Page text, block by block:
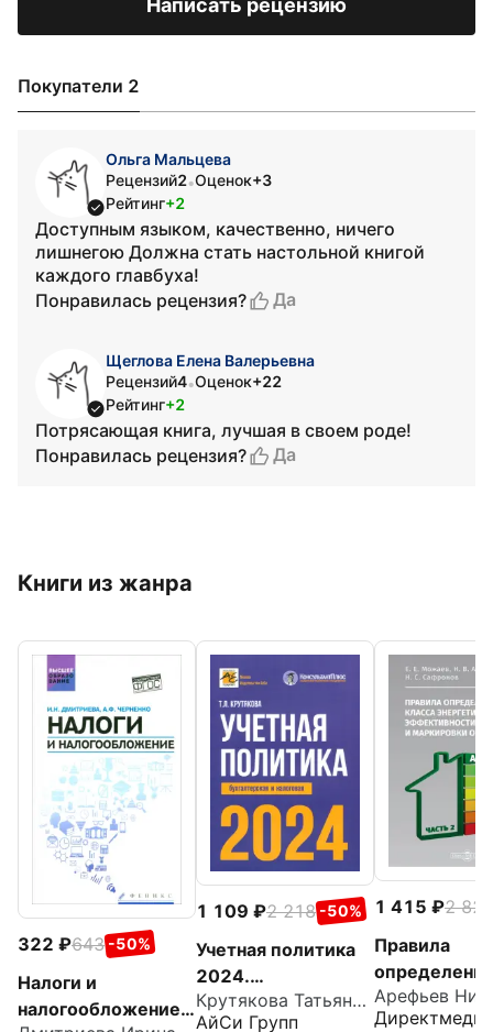
Написать рецензию
Покупатели 2
Ольга Мальцева
Рецензий2•Оценок+3
Рейтинг+2
Доступным языком, качественно, ничего
лишнегою Должна стать настольной книгой
каждого главбуха!
Понравилась рецензия?
Да
Щеглова Елена Валерьевна
Рецензий4•Оценок+22
Рейтинг+2
Потрясающая книга, лучшая в своем роде!
Понравилась рецензия?
Да
Книги из жанра
322 643 -50%
Налоги и
налогообложение.
1 109 2 218 -50%
Учетная политика
2024.
Бухгалтерская и Крутякова Татьяна Леонидовна
АйСи Групп
1 415
2 829
Правила
определения
класса
Директмедиа